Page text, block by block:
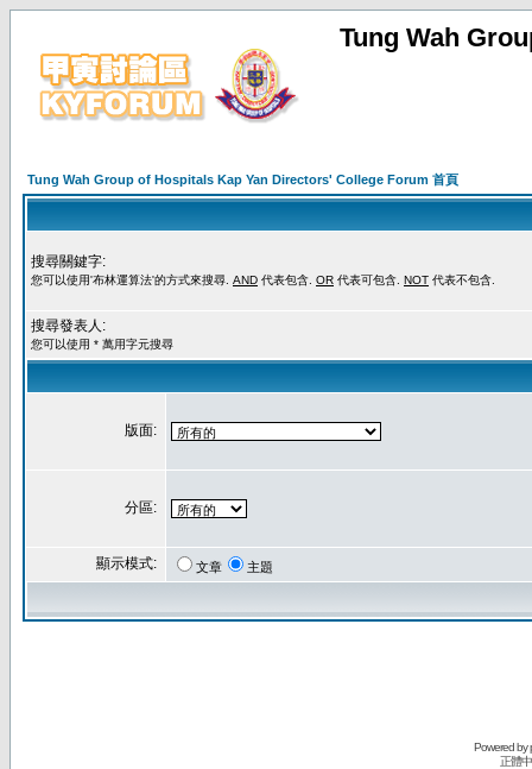
Tung Wah
Tung Wah Group of Hospitals Kap Yan Directors' College Forum 首頁
搜尋關鍵字:
您可以使用'布林運算法'的方式來搜尋. AND 代表包含. OR 代表可包含. NOT 代表不包含.
搜尋發表人:
您可以使用 * 萬用字元搜尋
版面:
分區:
顯示模式: 文章 主題
Powered by
正體